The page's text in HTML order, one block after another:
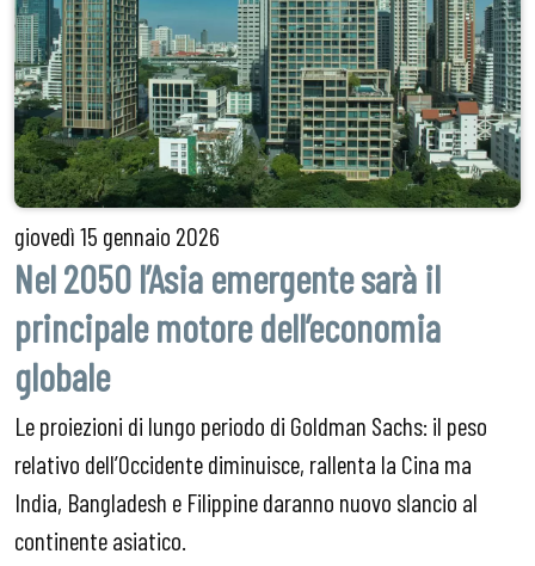
giovedì15 gennaio 2026
Nel 2050 l’Asia emergente sarà il
principale motore dell’economia
globale
Le proiezioni di lungo periodo di Goldman Sachs: il peso
relativo dell’Occidente diminuisce, rallenta la Cina ma
India, Bangladesh e Filippine daranno nuovo slancio al
continente asiatico.